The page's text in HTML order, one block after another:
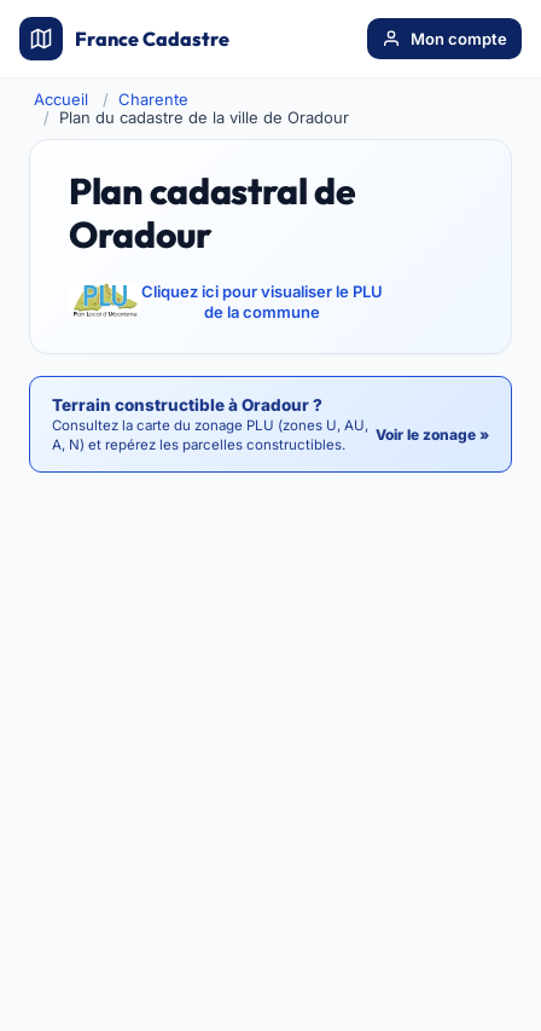
France Cadastre Mon compte
Accueil
Charente
Plan du cadastre de la ville de Oradour
Plan cadastral de
Oradour
Cliquez ici pour visualiser le PLU
de la commune
Terrain constructible à Oradour ?
Consultez la carte du zonage PLU (zones U, AU,
A, N) et repérez les parcelles constructibles.
Voir le zonage »